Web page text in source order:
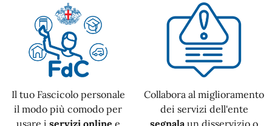
Il tuo Fascicolo personale
il modo più comodo per
usare i servizi online e
Collabora al miglioramento
dei servizi dell'ente
segnala un disservizio o